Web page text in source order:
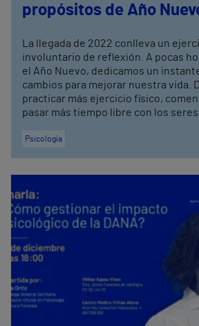
propósitos de Año
La llegada de 2022 conlleva un
involuntario de reflexión. A pocas
el Año Nuevo, dedicamos un
cambios para mejorar nuestra vida.
practicar más ejercicio físico,
pasar más tiempo libre con los seres
Psicología